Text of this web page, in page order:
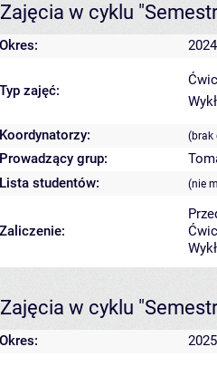
Zajęcia w cyklu
Okres:
Typ zajęć:
Koordynatorzy: (brak
Prowadzący grup:
Lista studentów:
(nie
Zaliczenie:
Zajęcia w cyklu
Okres: